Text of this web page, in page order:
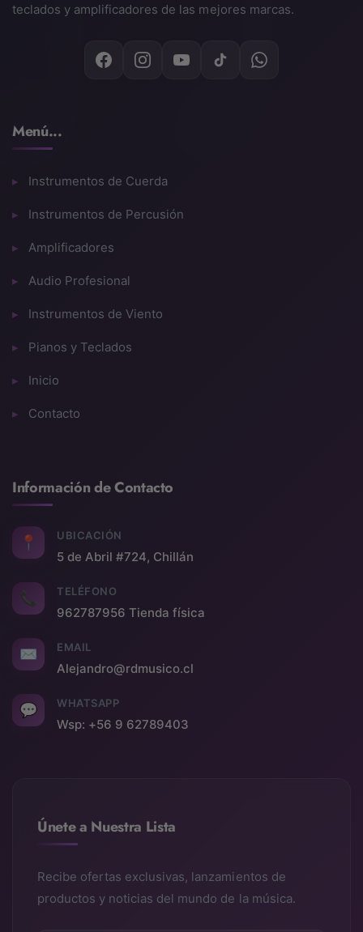
teclados y amplificadores de las mejores marcas.
Menú...
Instrumentos de Cuerda
Instrumentos de Percusión
Amplificadores
Audio Profesional
Instrumentos de Viento
Pianos y Teclados
Inicio
Contacto
Información de Contacto
📍 UBICACIÓN
5 de Abril #724, Chillán
📞 TELÉFONO
962787956 Tienda física
✉ EMAIL
Alejandro@rdmusico.cl
💬 WHATSAPP
Wsp: +56 9 62789403
Únete a Nuestra Lista
Recibe ofertas exclusivas, lanzamientos de
productos y noticias del mundo de la música.